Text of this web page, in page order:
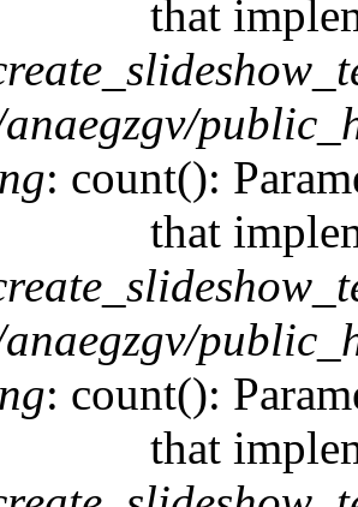
that
: count():
that
: count():
that